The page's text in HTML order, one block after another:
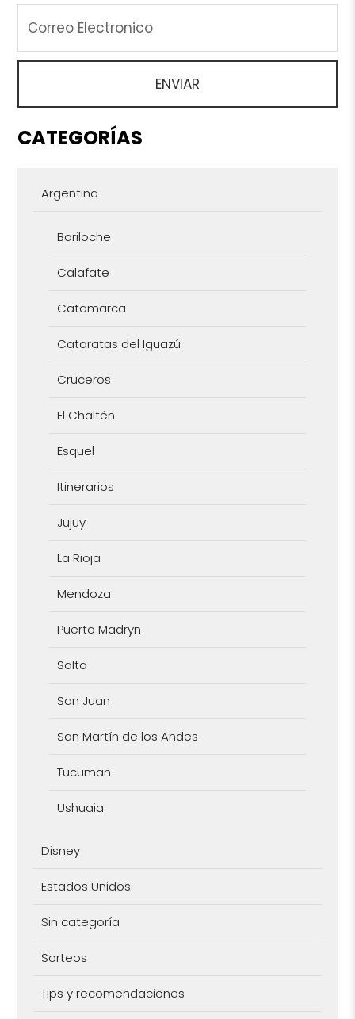
CATEGORÍAS
Argentina
Bariloche
Calafate
Catamarca
Cataratas del Iguazú
Cruceros
El Chaltén
Esquel
Itinerarios
Jujuy
La Rioja
Mendoza
Puerto Madryn
Salta
San Juan
San Martín de los Andes
Tucuman
Ushuaia
Disney
Estados Unidos
Sin categoría
Sorteos
Tips y recomendaciones